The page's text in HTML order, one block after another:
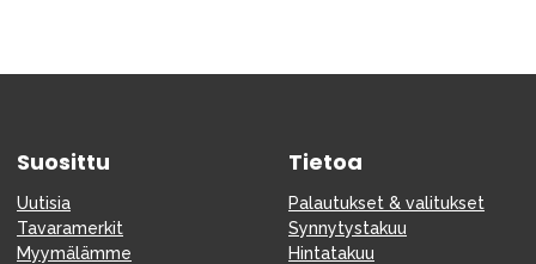
Suosittu
Uutisia
Tavaramerkit
Myymälämme
Tietoa
Palautukset & valitukset
Synnytystakuu
Hintatakuu